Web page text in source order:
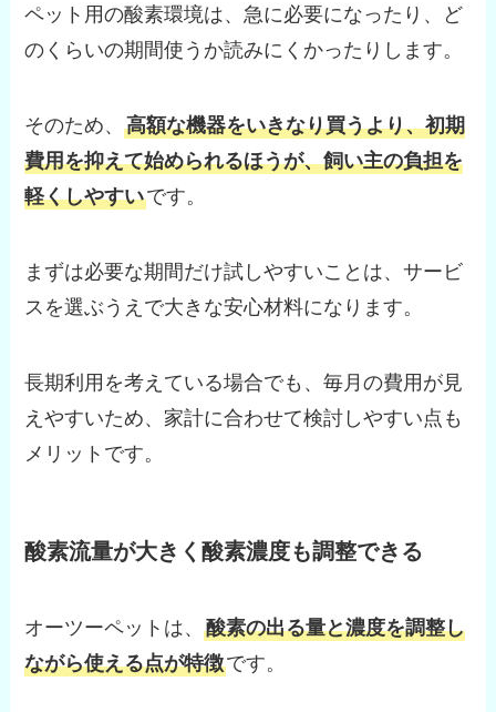
ペット用の酸素環境は、急に必要になったり、ど
のくらいの期間使うか読みにくかったりします。
そのため、高額な機器をいきなり買うより、初期
費用を抑えて始められるほうが、飼い主の負担を
軽くしやすいです。
まずは必要な期間だけ試しやすいことは、サービ
スを選ぶうえで大きな安心材料になります。
長期利用を考えている場合でも、毎月の費用が見
えやすいため、家計に合わせて検討しやすい点も
メリットです。
酸素流量が大きく酸素濃度も調整できる
オーツーペットは、酸素の出る量と濃度を調整し
ながら使える点が特徴です。